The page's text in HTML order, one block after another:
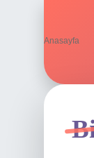
Anasayfa